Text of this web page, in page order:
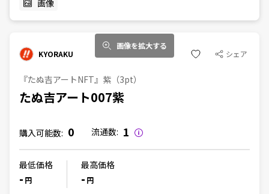
画像を拡大する
画像
KYORAKU シェア
『たぬ吉アートNFT』紫（3pt）
たぬ吉アート007紫
購入可能数: 0 流通数: 1
最低価格
- 円
最高価格
- 円